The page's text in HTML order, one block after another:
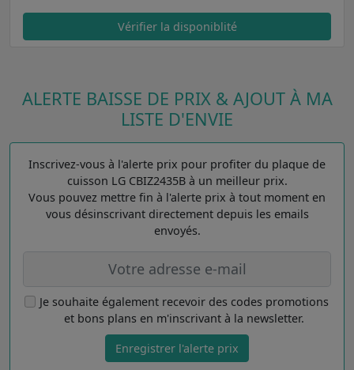
Vérifier la disponiblité
ALERTE BAISSE DE PRIX & AJOUT À MA
LISTE D'ENVIE
Inscrivez-vous à l'alerte prix pour profiter du plaque de
cuisson LG CBIZ2435B à un meilleur prix.
Vous pouvez mettre fin à l'alerte prix à tout moment en
vous désinscrivant directement depuis les emails
envoyés.
Je souhaite également recevoir des codes promotions
et bons plans en m'inscrivant à la newsletter.
Enregistrer l'alerte prix